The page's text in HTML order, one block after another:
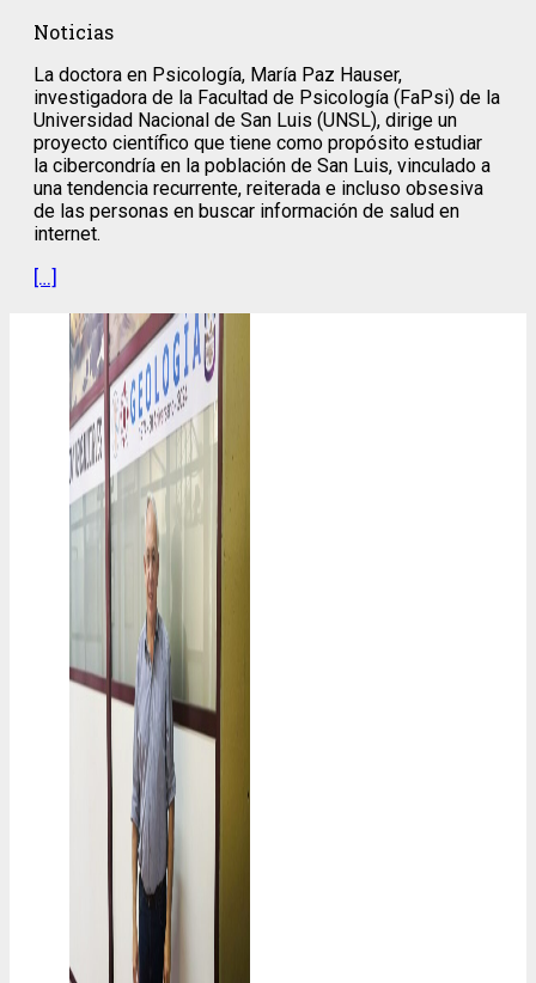
Noticias
La doctora en Psicología, María Paz Hauser,
investigadora de la Facultad de Psicología (FaPsi) de la
Universidad Nacional de San Luis (UNSL), dirige un
proyecto científico que tiene como propósito estudiar
la cibercondría en la población de San Luis, vinculado a
una tendencia recurrente, reiterada e incluso obsesiva
de las personas en buscar información de salud en
internet.
[…]